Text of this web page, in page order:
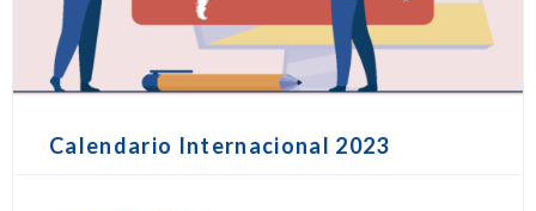
Calendario Internacional 2023